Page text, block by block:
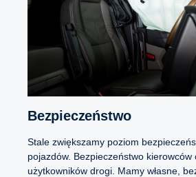
Bezpieczeństwo
Stale zwiększamy poziom
pojazdów. Bezpieczeństwo kierowców
użytkowników drogi. Mamy własne,